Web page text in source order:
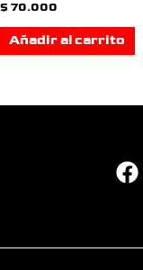
$ 70.000
Añadir al carrito